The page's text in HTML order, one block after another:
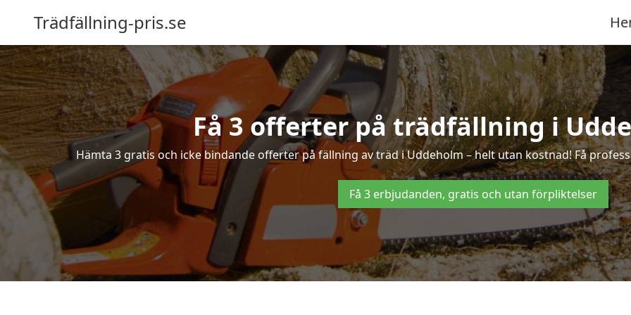
Trädfällning-pris.se
Få 3 offerter på trädfällning i
Hämta 3 gratis och icke bindande offerter på fällning av träd i Uddeholm – helt utan kostnad! Få
Få 3 erbjudanden, gratis och utan förpliktelser